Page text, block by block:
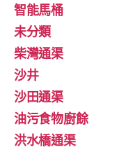
智能馬桶
未分類
柴灣通渠
沙井
沙田通渠
油污食物廚餘
洪水橋通渠